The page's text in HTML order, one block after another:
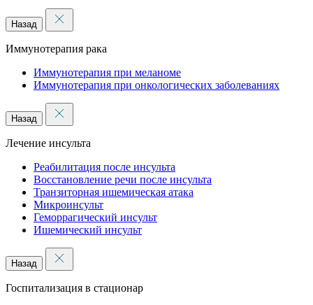
Назад
Иммунотерапия рака
Иммунотерапия при меланоме
Иммунотерапия при онкологических заболеваниях
Назад
Лечение инсульта
Реабилитация после инсульта
Восстановление речи после инсульта
Транзиторная ишемическая атака
Микроинсульт
Геморрагический инсульт
Ишемический инсульт
Назад
Госпитализация в стационар